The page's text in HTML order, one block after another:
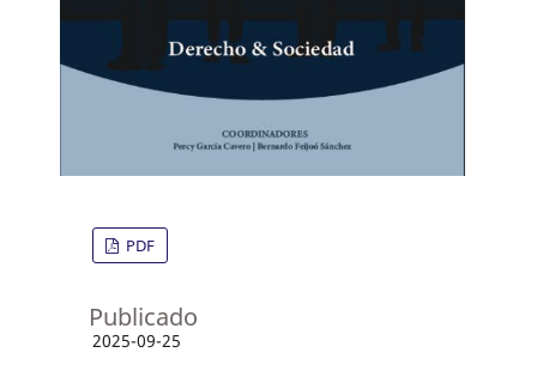
PDF
Publicado
2025-09-25